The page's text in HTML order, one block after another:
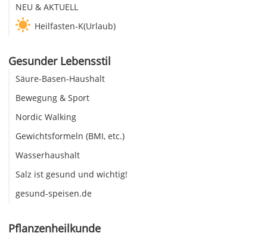
NEU & AKTUELL
Heilfasten-K(Urlaub)
Gesunder Lebensstil
Säure-Basen-Haushalt
Bewegung & Sport
Nordic Walking
Gewichtsformeln (BMI, etc.)
Wasserhaushalt
Salz ist gesund und wichtig!
gesund-speisen.de
Pflanzenheilkunde